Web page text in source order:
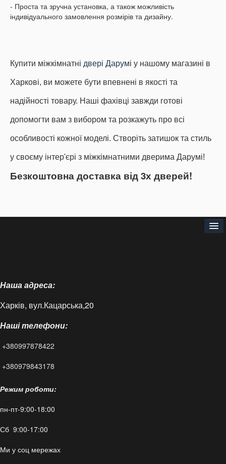
- Проста та зручна установка, а також можливість
індивідуального замовлення розмірів та дизайну.
Купити міжкімнатні двері Дарумі у нашому магазині в
Харкові, ви можете бути впевнені в якості та
надійності товару. Наші фахівці завжди готові
допомогти вам з вибором та розкажуть про всі
особливості кожної моделі. Створіть затишок та стиль
у своєму інтер'єрі з міжкімнатними дверима Дарумі!
Безкоштовна доставка від 3х дверей!
Доставка і оплата
Контакти
Статті
FAQ
Наша адреса:
Харків, вул.Кацарська,20
Наші телефони:
+380997878422
+380979843178
Режим роботи:
пн-пт-9:00-18:00
Сб 9:00-17:00
Ми у соц мережах